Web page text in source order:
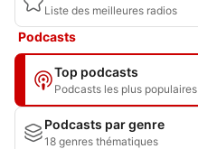
Liste des meilleures radios
Podcasts
Top podcasts
Podcasts les plus populaires
Podcasts par genre
18 genres thématiques